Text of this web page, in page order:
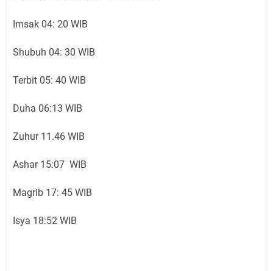
Imsak 04: 20 WIB
Shubuh 04: 30 WIB
Terbit 05: 40 WIB
Duha 06:13 WIB
Zuhur 11.46 WIB
Ashar 15:07 WIB
Magrib 17: 45 WIB
Isya 18:52 WIB